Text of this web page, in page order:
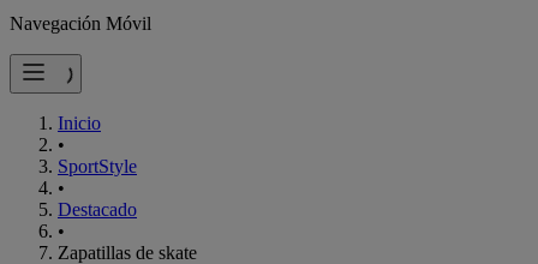
Navegación Móvil
Inicio
•
SportStyle
•
Destacado
•
Zapatillas de skate